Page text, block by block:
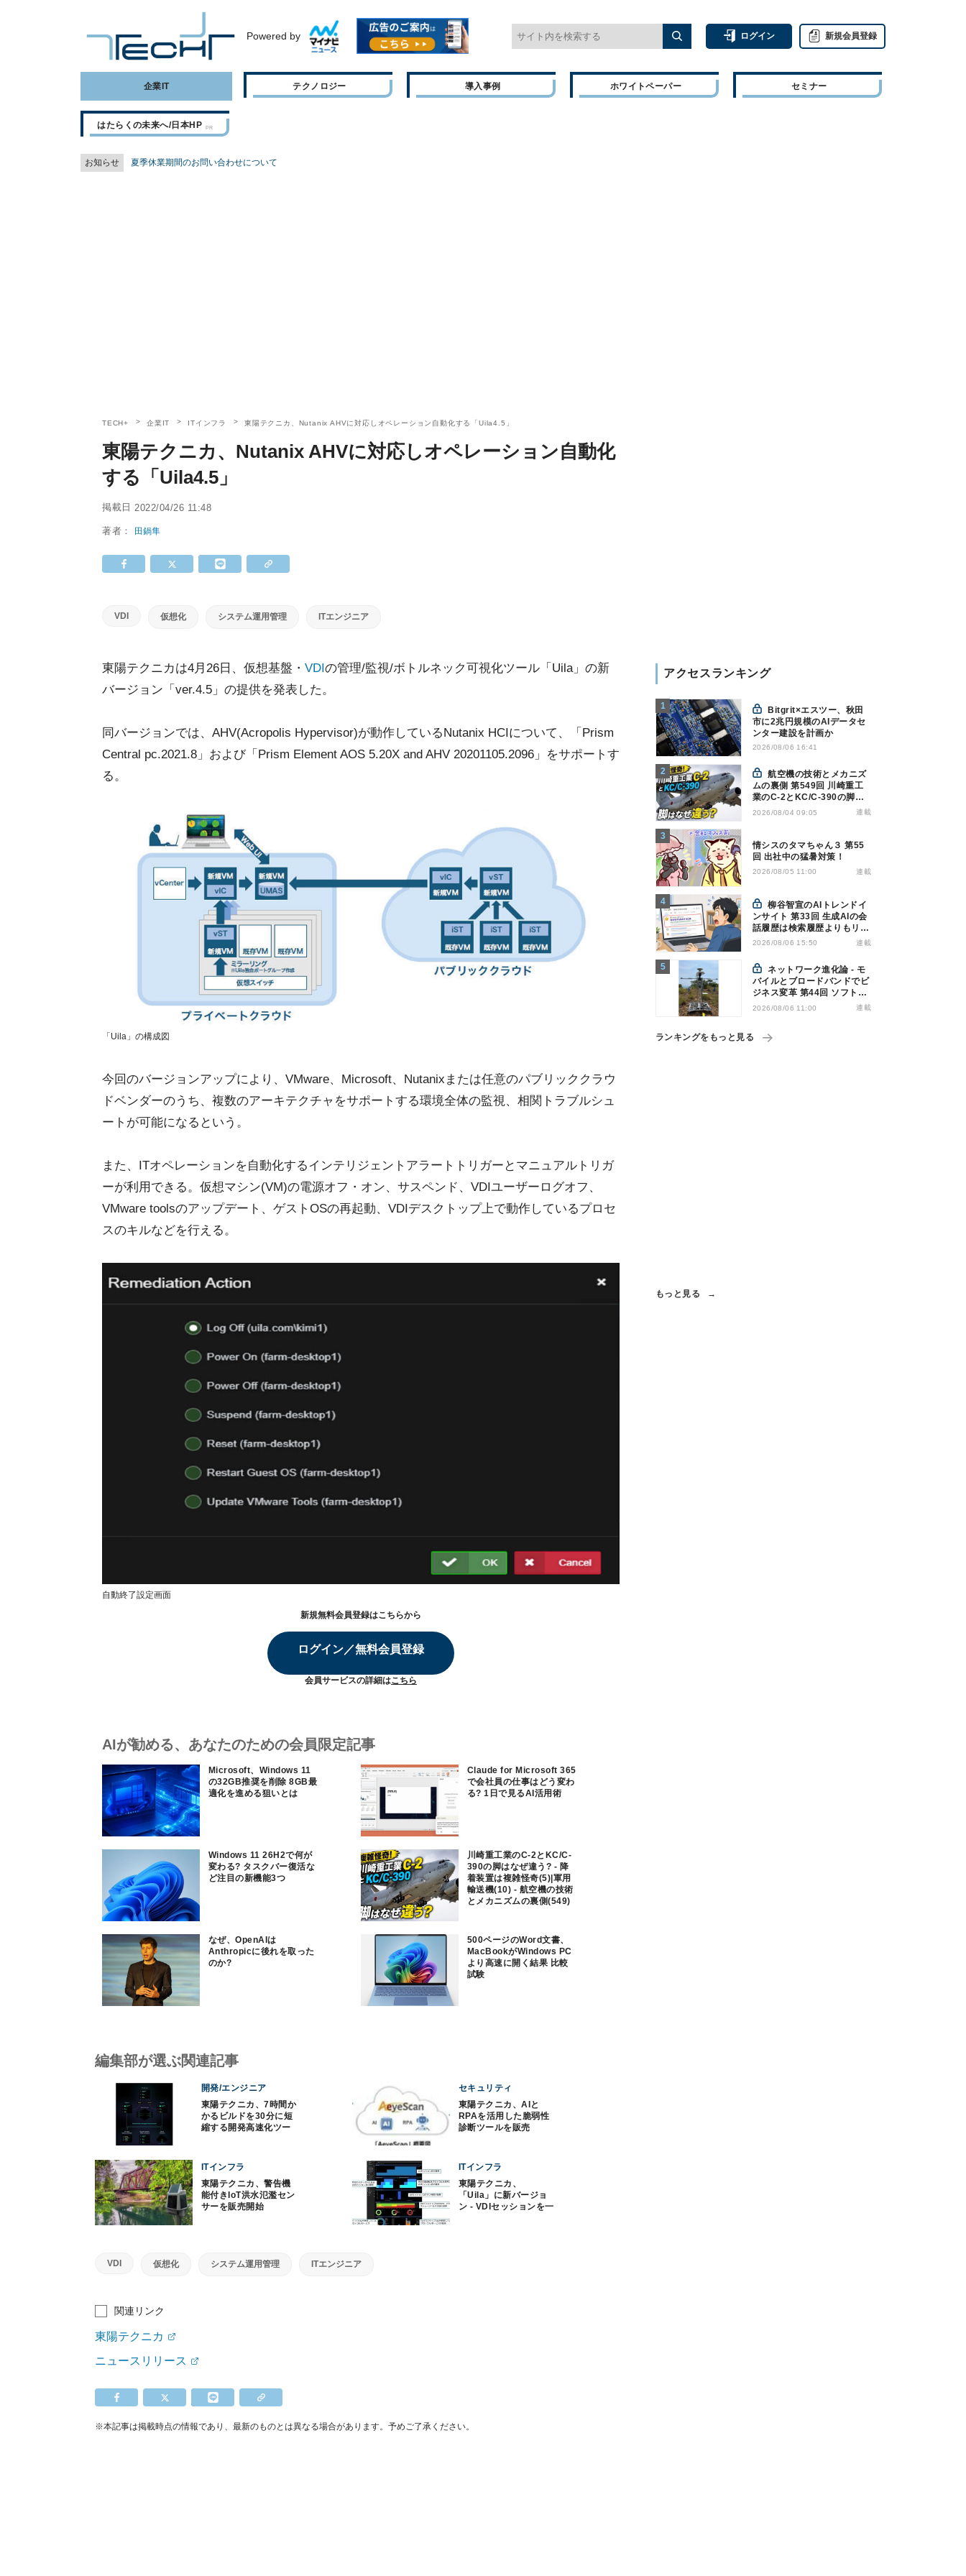
Powered by ログイン 新規会員登録
企業IT テクノロジー 導入事例 ホワイトペーパー セミナー
はたらくの未来へ/日本HP
お知らせ 夏季休業期間のお問い合わせについて
TECH+ 企業IT ITインフラ 東陽テクニカ、Nutanix AHVに対応しオペレーション自動化する「Uila4.5」
東陽テクニカ、Nutanix AHVに対応しオペレーション自動化
する「Uila4.5」
掲載日 2022/04/26 11:48
著者： 田鍋隼
VDI 仮想化 システム運用管理 ITエンジニア
東陽テクニカは4月26日、仮想基盤・ VDIの管理/監視/ボトルネック可視化ツール「Uila」の新
バージョン「ver.4.5」の提供を発表した。
同バージョンでは、AHV(Acropolis Hypervisor)が動作しているNutanix HCIについて、「Prism
Central pc.2021.8」および「Prism Element AOS 5.20X and AHV 20201105.2096」をサポートす
る。
「Uila」の構成図
今回のバージョンアップにより、VMware、Microsoft、Nutanixまたは任意のパブリッククラウ
ドベンダーのうち、複数のアーキテクチャをサポートする環境全体の監視、相関トラブルシュ
ートが可能になるという。
また、ITオペレーションを自動化するインテリジェントアラートトリガーとマニュアルトリガ
ーが利用できる。仮想マシン(VM)の電源オフ・オン、サスペンド、VDIユーザーログオフ、
VMware toolsのアップデート、ゲストOSの再起動、VDIデスクトップ上で動作しているプロセ
スのキルなどを行える。
自動終了設定画面
新規無料会員登録はこちらから
ログイン／無料会員登録
会員サービスの詳細はこちら
AIが勧める、あなたのための会員限定記事
Microsoft、Windows 11
の32GB推奨を削除 8GB最
適化を進める狙いとは
Claude for Microsoft 365
で会社員の仕事はどう変わ
る? 1日で見るAI活用術
Windows 11 26H2で何が
変わる? タスクバー復活な
ど注目の新機能3つ
川崎重工業のC-2とKC/C-
390の脚はなぜ違う? - 降
着装置は複雑怪奇(5)|軍用
輸送機(10) - 航空機の技術
とメカニズムの裏側(549)
なぜ、OpenAIは
Anthropicに後れを取った
のか?
500ページのWord文書、
MacBookがWindows PC
より高速に開く結果 比較
試験
アクセスランキング
市に2兆円規模のAIデータセ
ンター建設を計画か
2026/08/06 16:41
航空機の技術とメカニズ
ムの裏側 第549回 川崎重工
業のC-2とKC/C-390の脚は
なぜ違う? - 降着装置は複雑
2026/08/04 09:05 連載
情シスのタマちゃん３ 第55
回 出社中の猛暑対策！
2026/08/05 11:00 連載
柳谷智宣のAIトレンドイ
ンサイト 第33回 生成AIの会
話履歴は検索履歴よりもリス
キー？今のうちに情報漏洩対
2026/08/06 15:50 連載
ネットワーク進化論 - モ
バイルとブロードバンドでビ
ジネス変革 第44回 ソフトバ
ンクが「HAPS」のプレ商用
2026/08/06 11:00 連載
ランキングをもっと見る
もっと見る
編集部が選ぶ関連記事
開発/エンジニア
東陽テクニカ、7時間か
かるビルドを30分に短
縮する開発高速化ツー
セキュリティ
東陽テクニカ、AIと
RPAを活用した脆弱性
診断ツールを販売
ITインフラ
東陽テクニカ、警告機
能付きIoT洪水氾濫セン
サーを販売開始
ITインフラ
東陽テクニカ、
「Uila」に新バージョ
ン - VDIセッションを一
VDI 仮想化 システム運用管理 ITエンジニア
関連リンク
東陽テクニカ
ニュースリリース
※本記事は掲載時点の情報であり、最新のものとは異なる場合があります。予めご了承ください。